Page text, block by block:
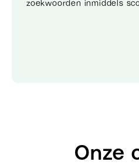
zoekwoorden inmiddels
Onze